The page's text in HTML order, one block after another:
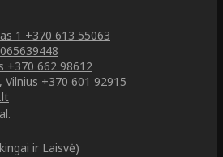
1 +370 613 55063
+370 662 98612
Vilnius +370 601 92915
ir Laisvė)